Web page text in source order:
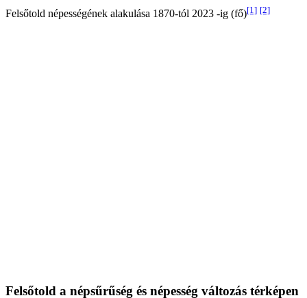
Felsőtold népességének alakulása 1870-tól 2023 -ig (fő)[1] [2]
Felsőtold a népsűrűség és népesség változás térképen